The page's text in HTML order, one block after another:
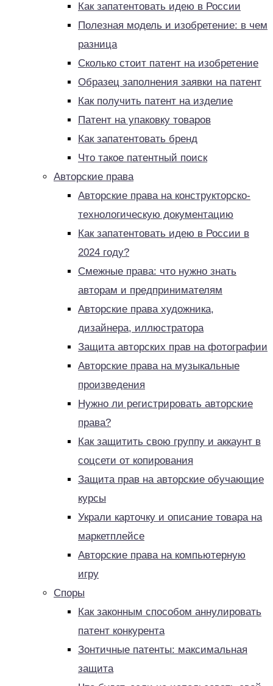
Как запатентовать идею в России
Полезная модель и изобретение: в чем
разница
Сколько стоит патент на изобретение
Образец заполнения заявки на патент
Как получить патент на изделие
Патент на упаковку товаров
Как запатентовать бренд
Что такое патентный поиск
Авторские права
Авторские права на конструкторско-
технологическую документацию
Как запатентовать идею в России в
2024 году?
Смежные права: что нужно знать
авторам и предпринимателям
Авторские права художника,
дизайнера, иллюстратора
Защита авторских прав на фотографии
Авторские права на музыкальные
произведения
Нужно ли регистрировать авторские
права?
Как защитить свою группу и аккаунт в
соцсети от копирования
Защита прав на авторские обучающие
курсы
Украли карточку и описание товара на
маркетплейсе
Авторские права на компьютерную
игру
Споры
Как законным способом аннулировать
патент конкурента
Зонтичные патенты: максимальная
защита